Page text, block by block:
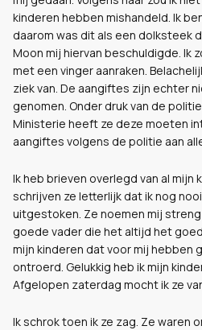
kinderen hebben mishandeld. Ik
daarom was dit als een dolksteek
Moon mij hiervan beschuldigde. Ik
met een vinger aanraken.
ziek van. De aangiftes zijn echter
genomen. Onder druk van de
Ministerie heeft ze deze moeten
aangiftes volgens de politie aan
Ik heb brieven overlegd van al mijn
schrijven ze letterlijk dat ik nog
uitgestoken. Ze noemen mij
goede vader die het altijd het
mijn kinderen dat voor mij hebben
ontroerd. Gelukkig heb ik mijn
Afgelopen zaterdag mocht ik ze
Ik schrok toen ik ze zag. Ze waren